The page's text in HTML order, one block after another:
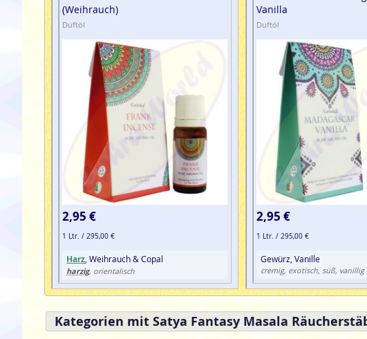
(Weihrauch)
Duftöl
2,95 €
1 Ltr. / 295,00 €
Harz , Weihrauch & Copal
harzig, orientalisch
Vanilla
Duftöl
2,95 €
1 Ltr. / 295,00 €
Gewürz, Vanille
cremig, exotisch, süß, vanillig
Kategorien mit Satya Fantasy Masala